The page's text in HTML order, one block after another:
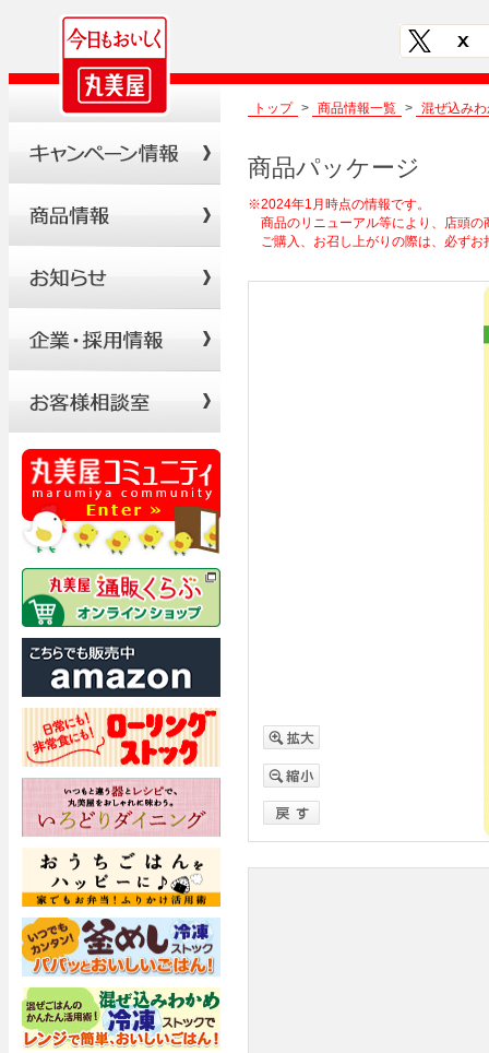
トップ > 商品情報一覧 > 混ぜ込み
商品パッケージ
※2024年1月時点の情報です。
商品のリニューアル等により、店頭の
ご購入、お召し上がりの際は、必ずお